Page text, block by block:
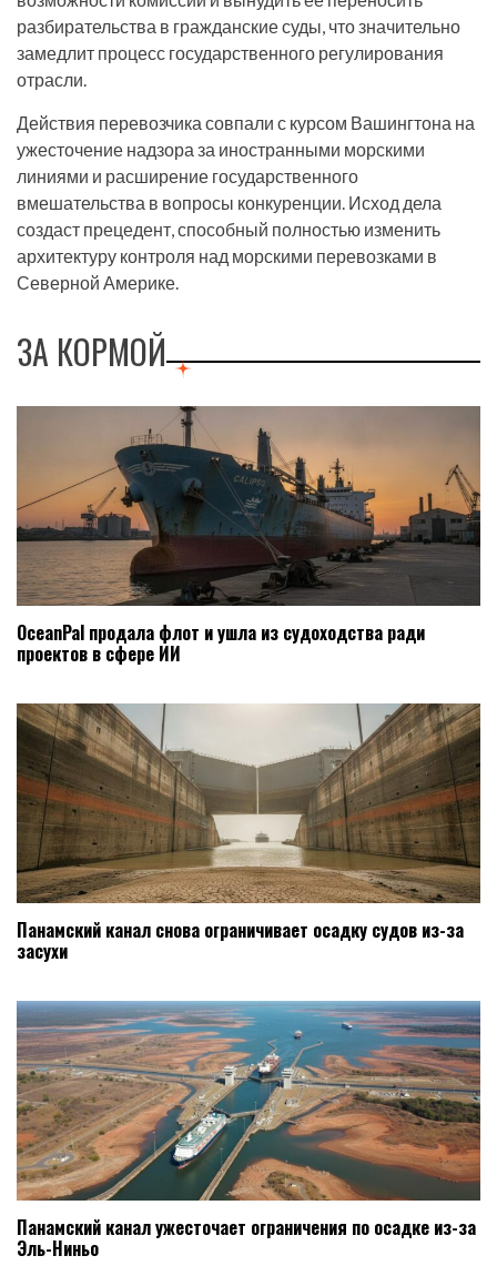
разбирательства в гражданские суды, что значительно
замедлит процесс государственного регулирования
отрасли.
Действия перевозчика совпали с курсом Вашингтона на
ужесточение надзора за иностранными морскими
линиями и расширение государственного
вмешательства в вопросы конкуренции. Исход дела
создаст прецедент, способный полностью изменить
архитектуру контроля над морскими перевозками в
Северной Америке.
ЗА КОРМОЙ
OceanPal продала флот и ушла из судоходства ради
проектов в сфере ИИ
Панамский канал снова ограничивает осадку судов из-за
засухи
Панамский канал ужесточает ограничения по осадке из-за
Эль-Ниньо